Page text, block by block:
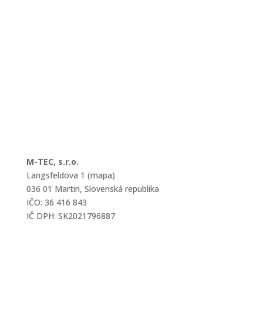
M-TEC, s.r.o.
Langsfeldova 1 (mapa)
036 01 Martin, Slovenská republika
IČO: 36 416 843
IČ DPH: SK2021796887